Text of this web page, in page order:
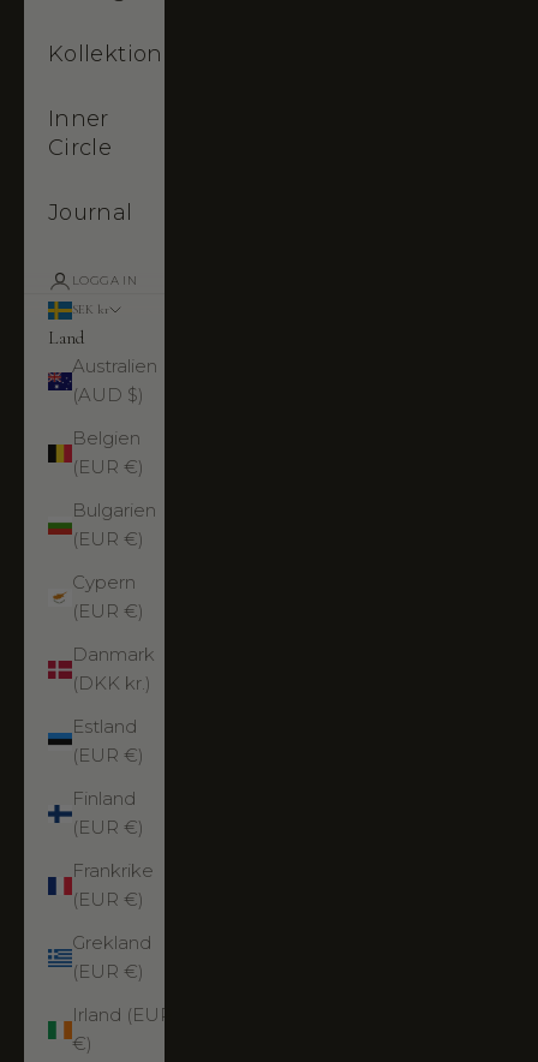
Kollektioner
Inner
Circle
Journal
LOGGA IN
SEK kr
Land
Australien
(AUD $)
Belgien
(EUR €)
Bulgarien
(EUR €)
Cypern
(EUR €)
Danmark
(DKK kr.)
Estland
(EUR €)
Finland
(EUR €)
Frankrike
(EUR €)
Grekland
(EUR €)
Irland (EUR
€)